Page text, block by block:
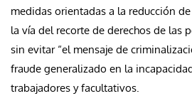
medidas orientadas a la reducción
la vía del recorte de derechos de las
sin evitar “el mensaje de
fraude generalizado en la
trabajadores y facultativos.